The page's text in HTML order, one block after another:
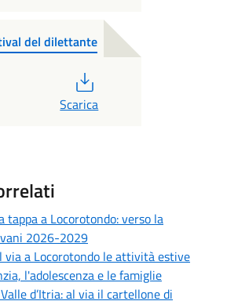
del dilettante
Scarica
tappa a Locorotondo: verso la
2026-2029
via a Locorotondo le attività estive
l'adolescenza e le famiglie
d’Itria: al via il cartellone di